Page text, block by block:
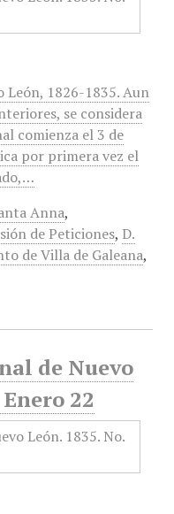
León, 1826-1835. Aun
se considera
comienza el 3 de
por primera vez el
Anna,
de Peticiones, D.
de Villa de Galeana,
de Nuevo
22